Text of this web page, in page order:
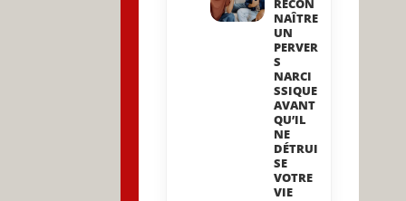
RECON
NAÎTRE
UN
PERVER
S
NARCI
SSIQUE
AVANT
QU’IL
NE
DÉTRUI
SE
VOTRE
VIE